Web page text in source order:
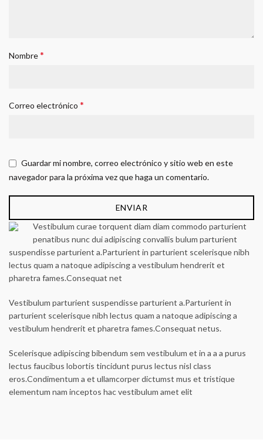
Nombre*
Correo electrónico *
Guardar mi nombre, correo electrónico y sitio web en este
navegador para la próxima vez que haga un comentario.
Vestibulum curae torquent diam diam commodo parturient
penatibus nunc dui adipiscing convallis bulum parturient
suspendisse parturient a.Parturient in parturient scelerisque nibh
lectus quam a natoque adipiscing a vestibulum hendrerit et
pharetra fames.Consequat net
Vestibulum parturient suspendisse parturient a.Parturient in
parturient scelerisque nibh lectus quam a natoque adipiscing a
vestibulum hendrerit et pharetra fames.Consequat netus.
Scelerisque adipiscing bibendum sem vestibulum et in a a a purus
lectus faucibus lobortis tincidunt purus lectus nisl class
eros.Condimentum a et ullamcorper dictumst mus et tristique
elementum nam inceptos hac vestibulum amet elit